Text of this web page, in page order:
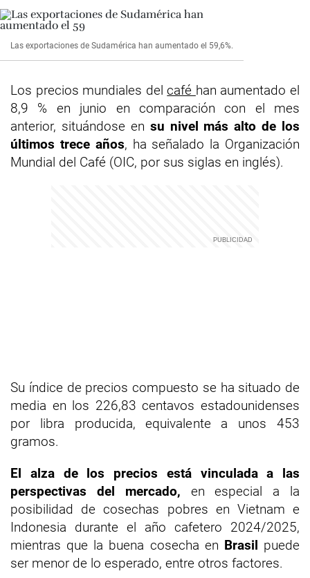
Las exportaciones de Sudamérica han aumentado el 59,6%.
Los precios mundiales delcafé han aumentado el
8,9 % en junio en comparación con el mes
anterior, situándose en su nivel más alto de los
últimos trece años, ha señalado la Organización
Mundial del Café (OIC, por sus siglas en inglés).
Su índice de precios compuesto se ha situado de
media en los 226,83 centavos estadounidenses
por libra producida, equivalente a unos 453
gramos.
El alza de los precios está vinculada a las
perspectivas del mercado, en especial a la
posibilidad de cosechas pobres en Vietnam e
Indonesia durante el año cafetero 2024/2025,
mientras que la buena cosecha en Brasil puede
ser menor de lo esperado, entre otros factores.